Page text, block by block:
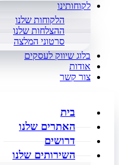
לקוחותינו
הלקוחות שלנו
ההצלחות שלנו
סרטוני המלצה
בלוג שיווק לעסקים
אודות
צור קשר
בית
האתרים שלנו
דרושים
השירותים שלנו